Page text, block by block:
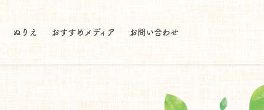
ぬりえ おすすめメディア お問い合わせ